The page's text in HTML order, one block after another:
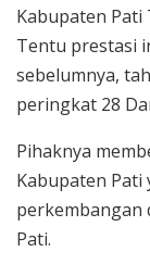
Kabupaten Pati
Tentu prestasi
sebelumnya,
peringkat 28
Pihaknya
Kabupaten
perkembangan
Pati.